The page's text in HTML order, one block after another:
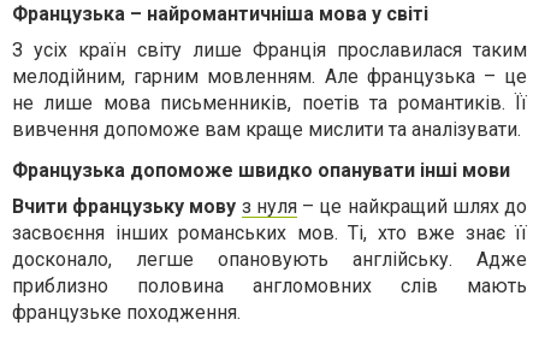
Французька – найромантичніша мова у світі
З усіх країн світу лише Франція прославилася таким
мелодійним, гарним мовленням. Але французька – це
не лише мова письменників, поетів та романтиків. Її
вивчення допоможе вам краще мислити та аналізувати.
Французька допоможе швидко опанувати інші мови
Вчити французьку мову з нуля– це найкращий шлях до
засвоєння інших романських мов. Ті, хто вже знає її
досконало, легше опановують англійську. Адже
приблизно половина англомовних слів мають
французьке походження.